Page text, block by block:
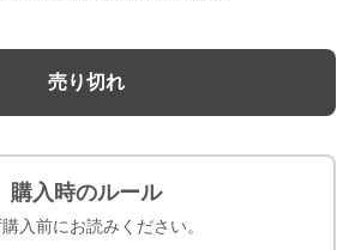
売り切れ
購入時のルール
入前にお読みください。